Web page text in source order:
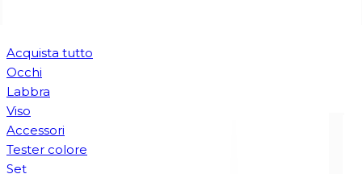
Acquista tutto
Occhi
Labbra
Viso
Accessori
Tester colore
Set